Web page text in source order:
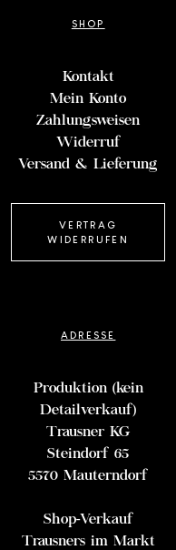
SHOP
Kontakt
Mein Konto
Zahlungsweisen
Widerruf
Versand & Lieferung
VERTRAG
WIDERRUFEN
ADRESSE
Produktion (kein
Detailverkauf)
Trausner KG
Steindorf 65
5570 Mauterndorf
Shop-Verkauf
Trausners im Markt